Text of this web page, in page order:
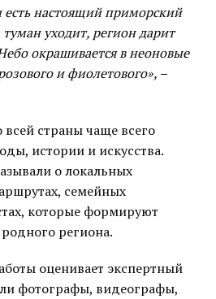
есть настоящий приморский
уходит, регион дарит
окрашивается в неоновые
и фиолетового», –
всей страны чаще всего
истории и искусства.
о локальных
семейных
которые формируют
региона.
оценивает экспертный
фотографы, видеографы,